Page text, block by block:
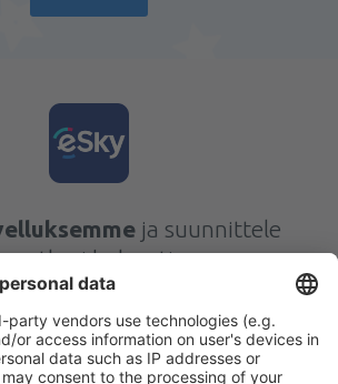
ja suunnittele
matkasi helposti